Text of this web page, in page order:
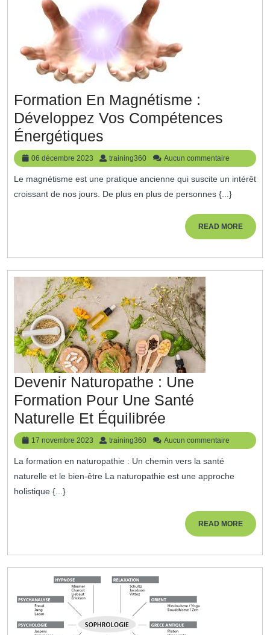
Formation En Magnétisme :
Développez Vos Compétences
Énergétiques
En
Magnétisme
:
Compétences
Énergétiques
06 décembre 2023
06
décembre
2023
training360 training360
Aucun commentaire
Le magnétisme est une pratique ancienne qui suscite un intérêt
croissant de nos jours. De plus en plus de personnes {...}
READ MOREREAD
MORE
Devenir Naturopathe : Une
Formation Pour Une Santé
Naturelle Et Équilibrée
Naturopathe
:
Une
Pour
Une
Équilibrée
17 novembre 2023
17
novembre
2023
training360 training360
Aucun commentaire
La formation en naturopathie : Un chemin vers la santé
naturelle et le bien-être La naturopathie est une approche
holistique {...}
READ MOREREAD
MORE